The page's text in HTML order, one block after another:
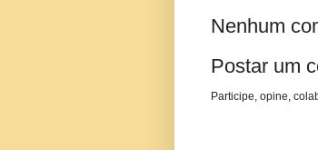
Nenhum
Postar um
Participe, opine,